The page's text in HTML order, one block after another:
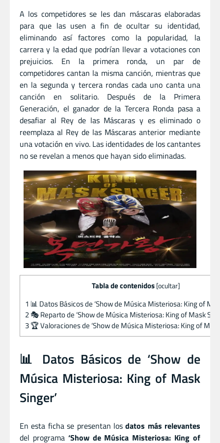
A los competidores se les dan máscaras elaboradas
para que las usen a fin de ocultar su identidad,
eliminando así factores como la popularidad, la
carrera y la edad que podrían llevar a votaciones con
prejuicios. En la primera ronda, un par de
competidores cantan la misma canción, mientras que
en la segunda y tercera rondas cada uno canta una
canción en solitario. Después de la Primera
Generación, el ganador de la Tercera Ronda pasa a
desafiar al Rey de las Máscaras y es eliminado o
reemplaza al Rey de las Máscaras anterior mediante
una votación en vivo. Las identidades de los cantantes
no se revelan a menos que hayan sido eliminadas.
Tabla de contenidos [ocultar]
1 📊 Datos Básicos de ‘Show de Música Misteriosa: King of
2🎭 Reparto de ‘Show de Música Misteriosa: King of Mask
3🏆 Valoraciones de ‘Show de Música Misteriosa: King of
📊 Datos Básicos de ‘Show de
Música Misteriosa: King of Mask
Singer’
En esta ficha se presentan losdatos más relevantes
del programa ‘Show de Música Misteriosa: King of